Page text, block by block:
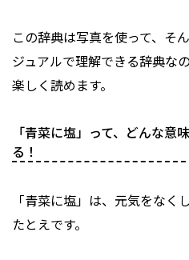
この辞典は写真を使って、そ
ジュアルで理解できる辞典な
楽しく読めます。
「青菜に塩」って、どんな意
る！
「青菜に塩」は、元気をなく
たとえです。